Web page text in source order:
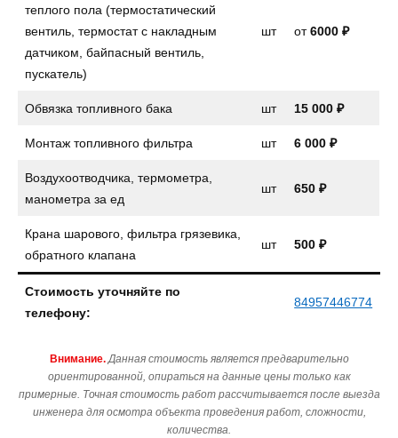
теплого пола (термостатический
вентиль, термостат с накладным
датчиком, байпасный вентиль,
пускатель)
шт от6000 ₽
Обвязка топливного бака шт 15 000 ₽
Монтаж топливного фильтра шт 6 000 ₽
Воздухоотводчика, термометра,
манометра за ед
шт 650 ₽
Крана шарового, фильтра грязевика,
обратного клапана
шт 500 ₽
Стоимость уточняйте по
телефону:
84957446774
Внимание. Данная стоимость является предварительно
ориентированной, опираться на данные цены только как
примерные. Точная стоимость работ рассчитывается после выезда
инженера для осмотра объекта проведения работ, сложности,
количества.